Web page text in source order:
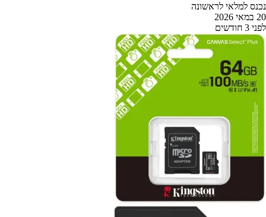
נכנס למלאי לראשונה
20 במאי 2026
לפני 3 חודשים